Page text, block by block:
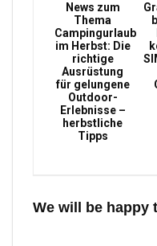
News zum
Thema
Campingurlaub
im Herbst: Die
richtige
Ausrüstung
für gelungene
Outdoor-
Erlebnisse –
herbstliche
Tipps
We will be happy